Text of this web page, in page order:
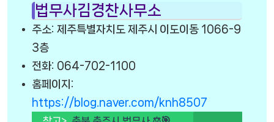
법무사김경찬사무소
주소: 제주특별자치도 제주시 이도이동 1066-9
3층
전화: 064-702-1100
홈페이지:
https://blog.naver.com/knh8507